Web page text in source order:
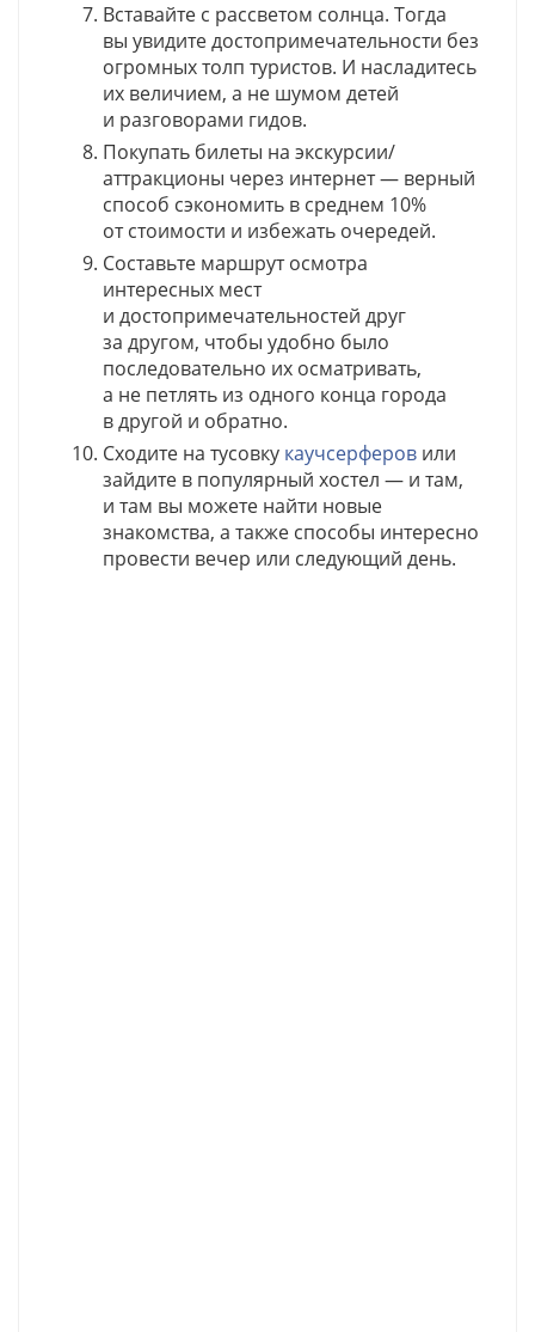
Вставайте с рассветом солнца. Тогда
вы увидите достопримечательности без
огромных толп туристов. И насладитесь
их величием, а не шумом детей
и разговорами гидов.
Покупать билеты на экскурсии/
аттракционы через интернет — верный
способ сэкономить в среднем 10%
от стоимости и избежать очередей.
Составьте маршрут осмотра
интересных мест
и достопримечательностей друг
за другом, чтобы удобно было
последовательно их осматривать,
а не петлять из одного конца города
в другой и обратно.
Сходите на тусовку каучсерферов или
зайдите в популярный хостел — и там,
и там вы можете найти новые
знакомства, а также способы интересно
провести вечер или следующий день.